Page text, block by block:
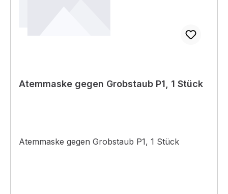
Atemmaske gegen Grobstaub P1, 1 Stück
Atemmaske gegen Grobstaub P1, 1 Stück